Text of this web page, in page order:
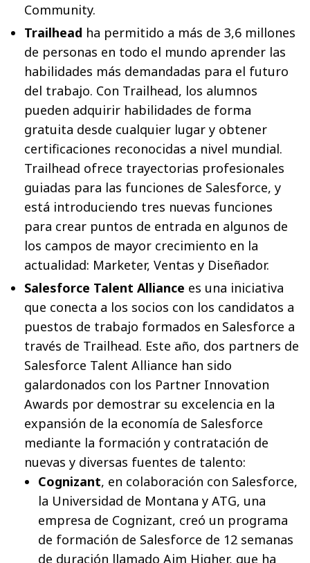
Community.
Trailhead ha permitido a más de 3,6 millones
de personas en todo el mundo aprender las
habilidades más demandadas para el futuro
del trabajo. Con Trailhead, los alumnos
pueden adquirir habilidades de forma
gratuita desde cualquier lugar y obtener
certificaciones reconocidas a nivel mundial.
Trailhead ofrece trayectorias profesionales
guiadas para las funciones de Salesforce, y
está introduciendo tres nuevas funciones
para crear puntos de entrada en algunos de
los campos de mayor crecimiento en la
actualidad: Marketer, Ventas y Diseñador.
Salesforce Talent Alliance es una iniciativa
que conecta a los socios con los candidatos a
puestos de trabajo formados en Salesforce a
través de Trailhead. Este año, dos partners de
Salesforce Talent Alliance han sido
galardonados con los Partner Innovation
Awards por demostrar su excelencia en la
expansión de la economía de Salesforce
mediante la formación y contratación de
nuevas y diversas fuentes de talento:
Cognizant, en colaboración con Salesforce,
la Universidad de Montana y ATG, una
empresa de Cognizant, creó un programa
de formación de Salesforce de 12 semanas
de duración llamado Aim Higher, que ha